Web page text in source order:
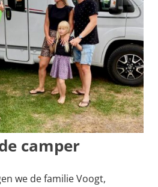
camper
we de familie Voogt,